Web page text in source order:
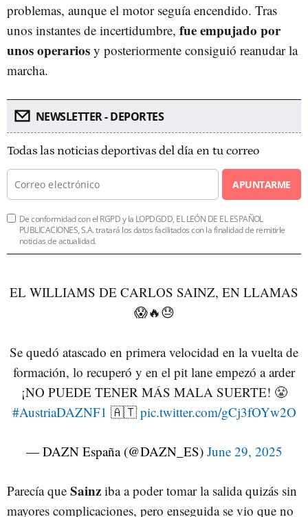
problemas, aunque el motor seguía encendido. Tras
unos instantes de incertidumbre, fue empujado por
unos operarios y posteriormente consiguió reanudar la
marcha.
NEWSLETTER - DEPORTES
Todas las noticias deportivas del día en tu correo
APUNTARME
De conformidad con el RGPD y la LOPDGDD, EL LEÓN DE EL ESPAÑOL
PUBLICACIONES, S.A. tratará los datos facilitados con la finalidad de remitirle
noticias de actualidad.
EL WILLIAMS DE CARLOS SAINZ, EN LLAMAS
😱🔥😓
Se quedó atascado en primera velocidad en la vuelta de
formación, lo recuperó y en el pit lane empezó a arder
¡NO PUEDE TENER MÁS MALA SUERTE! 😤
#AustriaDAZNF1 🇦🇹 pic.twitter.com/gCj3fOYw2O
— DAZN España (@DAZN_ES) June 29, 2025
Parecía que Sainz iba a poder tomar la salida quizás sin
mayores complicaciones, pero enseguida se vio que no